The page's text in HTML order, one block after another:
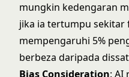
mungkin kedengaran
jika ia tertumpu sekitar
mempengaruhi 5%
berbeza daripada
Bias Consideration: AI